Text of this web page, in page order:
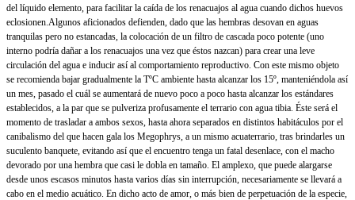
del líquido elemento, para facilitar la caída de los renacuajos al agua cuando dichos huevos
eclosionen.Algunos aficionados defienden, dado que las hembras desovan en aguas
tranquilas pero no estancadas, la colocación de un filtro de cascada poco potente (uno
interno podría dañar a los renacuajos una vez que éstos nazcan) para crear una leve
circulación del agua e inducir así al comportamiento reproductivo. Con este mismo objeto
se recomienda bajar gradualmente la TºC ambiente hasta alcanzar los 15º, manteniéndola así
un mes, pasado el cuál se aumentará de nuevo poco a poco hasta alcanzar los estándares
establecidos, a la par que se pulveriza profusamente el terrario con agua tibia. Éste será el
momento de trasladar a ambos sexos, hasta ahora separados en distintos habitáculos por el
canibalismo del que hacen gala los Megophrys, a un mismo acuaterrario, tras brindarles un
suculento banquete, evitando así que el encuentro tenga un fatal desenlace, con el macho
devorado por una hembra que casi le dobla en tamaño. El amplexo, que puede alargarse
desde unos escasos minutos hasta varios días sin interrupción, necesariamente se llevará a
cabo en el medio acuático. En dicho acto de amor, o más bien de perpetuación de la especie,